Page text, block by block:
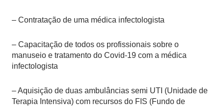
– Contratação de uma médica infectologista
– Capacitação de todos os profissionais sobre o
manuseio e tratamento do Covid-19 com a médica
infectologista
– Aquisição de duas ambulâncias semi UTI (Unidade de
Terapia Intensiva) com recursos do FIS (Fundo de